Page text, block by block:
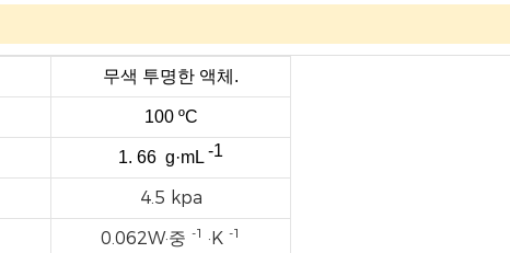
무색 투명한 액체.
100 ºC
1. 66 g·mL -1
4.5 kpa
0.062W·중 -1 ·K -1